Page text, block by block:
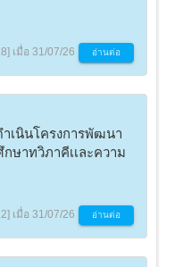
เมื่อ 31/07/26 อ่านต่อ
เนินโครงการพัฒนา
ษาทวิภาคีเเละความ
เมื่อ 31/07/26 อ่านต่อ